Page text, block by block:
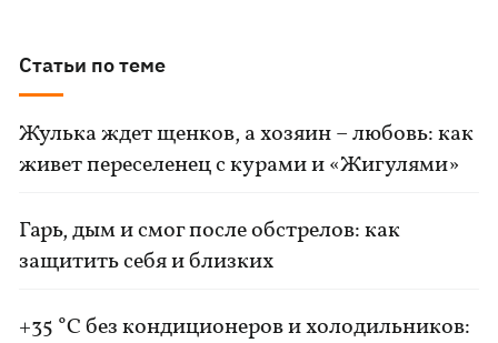
Статьи по теме
Жулька ждет щенков, а хозяин – любовь: как
живет переселенец с курами и «Жигулями»
Гарь, дым и смог после обстрелов: как
защитить себя и близких
+35 °C без кондиционеров и холодильников: